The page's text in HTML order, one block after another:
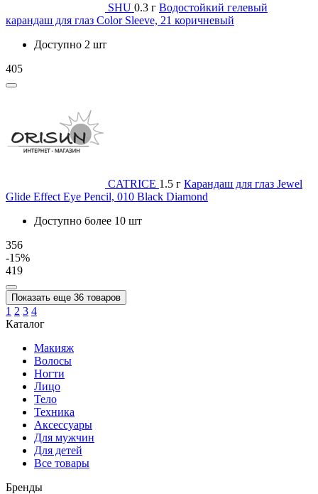
SHU 0.3 г Водостойкий гелевый
карандаш для глаз Color Sleeve, 21 коричневый
Доступно 2 шт
405
CATRICE 1.5 г Карандаш для глаз Jewel
Glide Effect Eye Pencil, 010 Black Diamond
Доступно более 10 шт
356
-15%
419
Показать еще 36 товаров
1 2 3 4
Каталог
Макияж
Волосы
Ногти
Лицо
Тело
Техника
Аксессуары
Для мужчин
Для детей
Все товары
Бренды